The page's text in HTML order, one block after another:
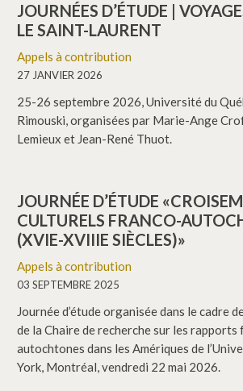
JOURNÉES D’ÉTUDE |
LE SAINT-LAURENT
Appels à contribution
27 JANVIER 2026
25-26 septembre 2026, Université du
Rimouski, organisées par Marie-Ange
Lemieux et Jean-René Thuot.
JOURNÉE D’ÉTUDE
CULTURELS FRANCO-
(XVIE-XVIIIE SIÈCLES)»
Appels à contribution
03 SEPTEMBRE 2025
Journée d’étude organisée dans le cadre
de la Chaire de recherche sur les rapports
autochtones dans les Amériques de
York, Montréal, vendredi 22 mai 2026.